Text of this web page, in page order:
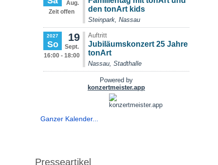
Ganzer Kalender...
Presseartikel